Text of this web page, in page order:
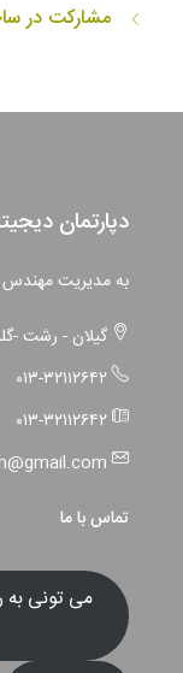
مشارکت در
دپارتمان
به مدیریت مهندس
گیلان - رشت -
۰۱۳-۳۲۱۱۲۶۴۲
۰۱۳-۳۲۱۱۲۶۴۲
تماس با ما
می تونی